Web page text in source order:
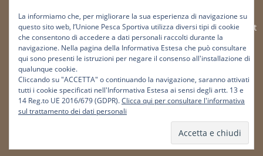
Codice Fiscale: 93003690141
Ufficio tecnico:
tecnico@unionepescasondrio.it
Informazioni:
info@unionepescasondrio.it
La informiamo che, per migliorare la sua esperienza di navigazione su
questo sito web, l’Unione Pesca Sportiva utilizza diversi tipi di cookie
che consentono di accedere a dati personali raccolti durante la
navigazione. Nella pagina della Informativa Estesa che può consultare
qui sono presenti le istruzioni per negare il consenso all'installazione di
qualunque cookie.
Cliccando su "ACCETTA" o continuando la navigazione, saranno attivati
tutti i cookie specificati nell'Informativa Estesa ai sensi degli artt. 13 e
14 Reg.to UE 2016/679 (GDPR).Clicca qui per consultare l'informativa
sul trattamento dei dati personali